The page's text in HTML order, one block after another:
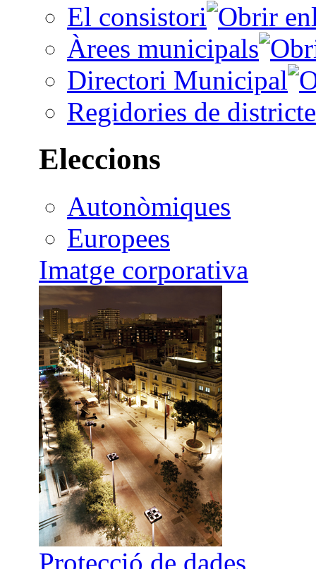
El consistori
Àrees municipals
Directori Municipal
Regidories de districte
Eleccions
Autonòmiques
Europees
Imatge corporativa
Protecció de dades